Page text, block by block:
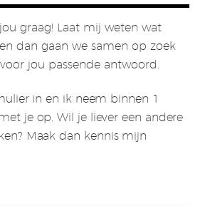
graag! Laat mij weten wat
dan gaan we samen op zoek
jou passende antwoord.
in en ik neem binnen 1
je op. Wil je liever een andere
Maak dan kennis mijn